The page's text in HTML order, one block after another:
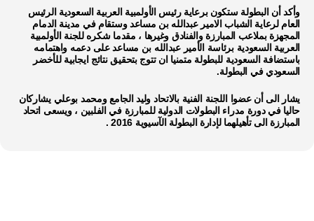
وأكد أن البطولة ستكون برعاية رئيس الأولمبية العربية السعودية الرئيس
العام لرعاية الشباب الامير عبدالله بن مساعد وستقام في مدينة الدمام
المجهزة بملاعب المبارزة والفنادق وغيرها ، مقدما شكره للجنة الأولمبية
العربية السعودية برئاسة الأمير عبدالله بن مساعد على دعمه واهتمامه
باستضافة السعودية للبطولة متمنيا ان تتوج بتحقيق نتائج ايجابية للأخضر
السعودي في البطولة.
يشار الى أن عضوا اللجنة الفنية بالاتحاد وليد الجامع ومحمد بوعلي يشاركان
حاليا في دورة مدراء البطولات الدولية للمبارزة في الفلبين ، ويسعى اتحاد
المبارزة الى تأهيلهما لإدارة البطولة الآسيوية 2016 .